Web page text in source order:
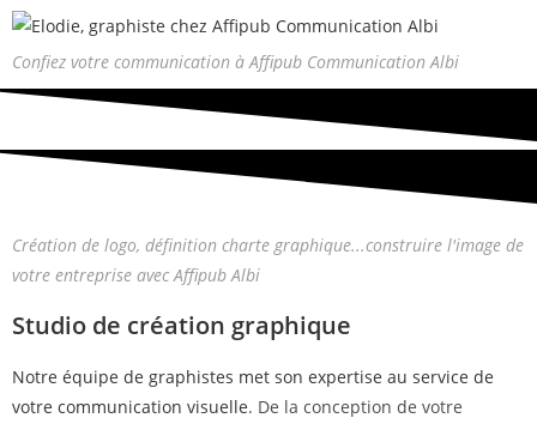
Confiez votre communication à Affipub Communication Albi
Création de logo, définition charte graphique...construire l'image de
votre entreprise avec Affipub Albi
Studio de création graphique
Notre équipe de graphistes met son expertise au service de
votre communication visuelle. De la conception de votre